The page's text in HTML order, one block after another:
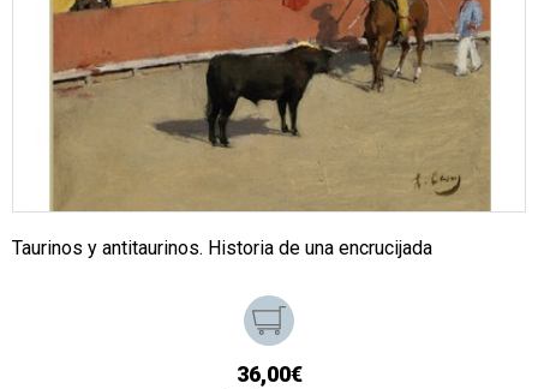
Taurinos y antitaurinos. Historia de una encrucijada
36,00€